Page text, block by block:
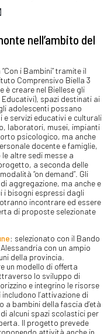
nell’ambito del
i Bambini” tramite il
Comprensivo Biella 3
è creare nel Biellese gli
spazi destinati ai
adolescenti possano
servizi educativi e culturali
laboratori, musei, impianti
psicologico, ma anche
docente e famiglie,
altre sedi messe a
a seconda delle
“on demand”. Gli
aggregazione, ma anche e
i bisogni espressi dagli
incontrare ed essere
di proposte selezionate
: selezionato con il Bando
con un ampio
della provincia.
un modello di offerta
lo sviluppo di
e integrino le risorse
l’attivazione di
bambini della fascia d’età
alcuni spazi scolastici per
Il progetto prevede
attività anche in